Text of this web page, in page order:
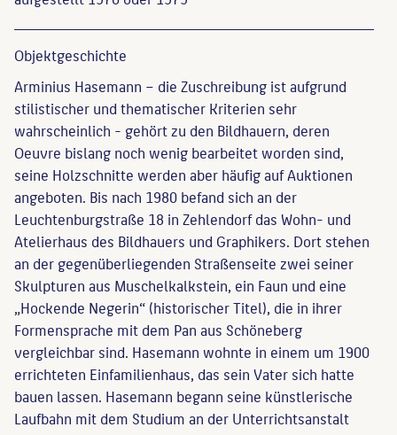
Objekt­geschichte
Arminius Hasemann – die Zuschreibung ist aufgrund
stilistischer und thematischer Kriterien sehr
wahrscheinlich - gehört zu den Bildhauern, deren
Oeuvre bislang noch wenig bearbeitet worden sind,
seine Holzschnitte werden aber häufig auf Auktionen
angeboten. Bis nach 1980 befand sich an der
Leuchtenburgstraße 18 in Zehlendorf das Wohn- und
Atelierhaus des Bildhauers und Graphikers. Dort stehen
an der gegenüberliegenden Straßenseite zwei seiner
Skulpturen aus Muschelkalkstein, ein Faun und eine
„Hockende Negerin“ (historischer Titel), die in ihrer
Formensprache mit dem Pan aus Schöneberg
vergleichbar sind. Hasemann wohnte in einem um 1900
errichteten Einfamilienhaus, das sein Vater sich hatte
bauen lassen. Hasemann begann seine künstlerische
Laufbahn mit dem Studium an der Unterrichtsanstalt